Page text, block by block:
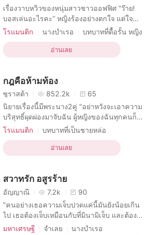
เรื่องวาบหวิวของหนุ่มสาวชาวออฟฟิศ “ว๊าย!
บอสเล่นอะไรคะ” หญิงร้องอย่างตกใจ แต่ใจ
เต้นรัว บอสจะเอาจริงเหรอ ตอนนี้เธอนั่งบนตัก
มาตะปบหน้าอกของเธออย่างรวดเร็ว เสื้อผ้า
เสียดสีเนื้อทำให้เธอคับยุบยิบและเสียวซ่านจน
โรแมนติก นางบำเรอ
บทบาทที่ดื้อรั้น หญิง
R-18
โรแมนติก
โสเภณี
การมีเพศสัมพันธ์ครั้งแรก
รักแรกพบ
อ่านเลย
กฎคือห้ามท้อง
ซูราสต้า 852.2k
65
นิยายเรื่องนี้มีพระนาง2คู่ "อย่าหวังจะเอาความ
บริสุทธิ์ผุดผ่องมาจับฉัน ผู้หญิงของฉันทุกคนก็
สาวบริสุทธิ์ทั้งนั้นแล้วอย่าลืมคุมกำเนิด ถ้าไม่
แม้แต่ตัวนายถ้าฉันต้องการ​ นายก็ไม่มีสิทธิ์​
โรแมนติก
บทบาทที่เป็นชายหล่อ
บทบาทที่มีเสน่ห์ หญิง
ตลกขบขัน
โรแมนติก
โสเภณี
ทาสทางเพศ
ความปรารถนาอย่างบ้าคลั่ง
อ่านเลย
สวาทรัก อสูรร้าย
อัญญาณี 7.2k
90
"คนอย่างเธอความเจ็บปวดแค่นี้มันยังน้อยเกิน
ไป เธอต้องเจ็บเหมือนกับที่มินามิเจ็บ และต้อง
เจ็บยิ่งกว่าหลายร้อยเท่า ฉันจะทำให้เธอตาย
มหาเศรษฐี จำเลย นางบำเรอ